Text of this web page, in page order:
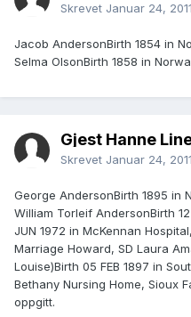
Skrevet Januar 24, 2011
Jacob AndersonBirth 1854 in
Selma OlsonBirth 1858 in
Gjest Hanne
Skrevet Januar 24, 2011
George AndersonBirth 1895 in
William Torleif AndersonBirth
JUN 1972 in McKennan
Marriage Howard, SD Laura
Louise)Birth 05 FEB 1897 in
Bethany Nursing Home, Sioux
oppgitt.